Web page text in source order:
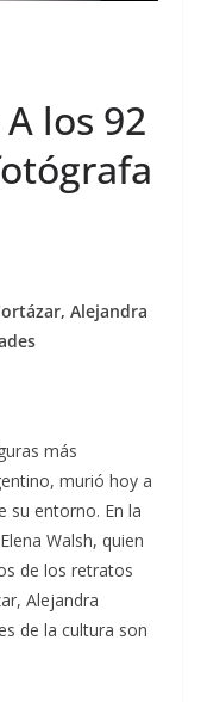
los 92
Alejandra
más
murió hoy a
su entorno. En la
Walsh, quien
de los retratos
Alejandra
de la cultura son